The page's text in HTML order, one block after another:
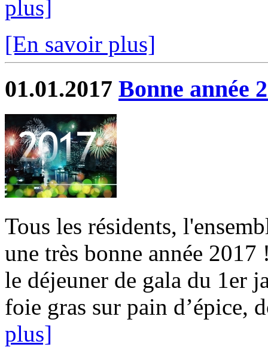
plus]
[En savoir plus]
01.01.2017 Bonne année
Tous les résidents,
une très bonne année
le déjeuner de gala du 1er
foie gras sur pain d’épice,
plus]